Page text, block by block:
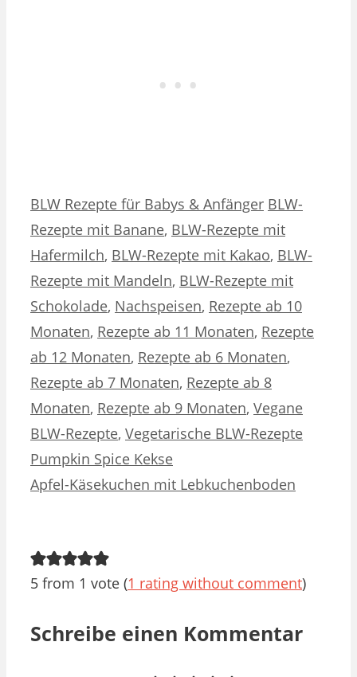
Kategorien
BLW Rezepte für Babys & Anfänger Schlagwörter
BLW-
Rezepte mit Banane, BLW-Rezepte mit
Hafermilch, BLW-Rezepte mit Kakao, BLW-
Rezepte mit Mandeln, BLW-Rezepte mit
Schokolade, Nachspeisen, Rezepte ab 10
Monaten, Rezepte ab 11 Monaten, Rezepte
ab 12 Monaten, Rezepte ab 6 Monaten,
Rezepte ab 7 Monaten, Rezepte ab 8
Monaten, Rezepte ab 9 Monaten, Vegane
BLW-Rezepte, Vegetarische BLW-Rezepte
Pumpkin Spice Kekse
Apfel-Käsekuchen mit Lebkuchenboden
5 from 1 vote (1 rating without comment)
Schreibe einen Kommentar